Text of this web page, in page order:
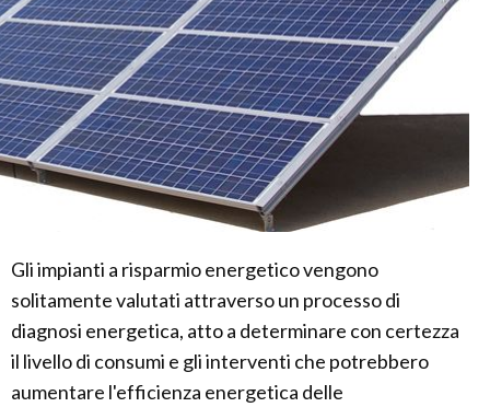
Gli impianti a risparmio energetico vengono
solitamente valutati attraverso un processo di
diagnosi energetica, atto a determinare con certezza
il livello di consumi e gli interventi che potrebbero
aumentare l'efficienza energetica delle